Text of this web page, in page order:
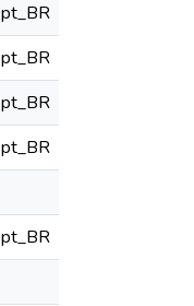
pt_BR
pt_BR
pt_BR
pt_BR
pt_BR